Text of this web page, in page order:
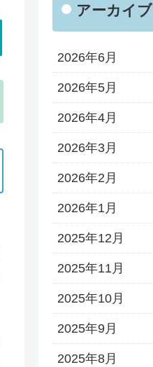
アーカイブ
2026年6月
2026年5月
2026年4月
2026年3月
2026年2月
2026年1月
2025年12月
2025年11月
2025年10月
2025年9月
2025年8月